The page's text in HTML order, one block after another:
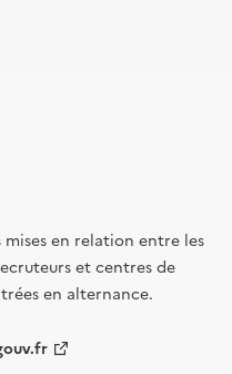
en relation entre les
et centres de
en alternance.